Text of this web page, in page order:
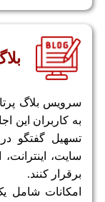
سرویس بلاگ
به کاربران این
تسهیل گفتگو
سایت،
برقرار کنند.
امکانات شامل